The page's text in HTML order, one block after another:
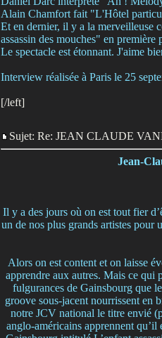
Alain Chamfort fait "L'Hôtel
Et en dernier, il y a la merveilleuse
assassin des mouches" en première
Le spectacle est étonnant. J'aime
Interview réalisée à Paris le 25
[/left]
Sujet: Re: JEAN CLAUDE
Jean-
Il y a des jours où on est tout fier
un de nos plus grands artistes pour
Alors on est content et on laisse
apprendre aux autres. Mais ce qui
fulgurances de Gainsbourg que
groove sous-jacent nourrissent en
notre JCV national le titre envié
anglo-américains apprennent